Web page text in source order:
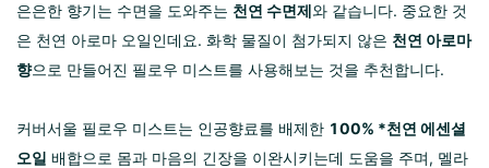
은은한 향기는 수면을 도와주는 천연 수면제와 같습니다. 중요한 것
은 천연 아로마 오일인데요. 화학 물질이 첨가되지 않은 천연 아로마
향으로 만들어진 필로우 미스트를 사용해보는 것을 추천합니다.
커버서울 필로우 미스트는 인공향료를 배제한 100% *천연 에센셜
오일 배합으로 몸과 마음의 긴장을 이완시키는데 도움을 주며, 멜라